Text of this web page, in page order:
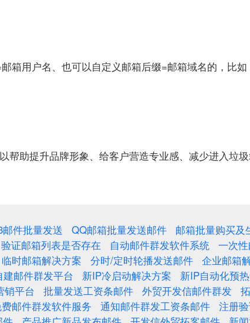
箱用户名、也可以自定义邮箱后缀=邮箱域名的，比如
帮助提升品牌形象、给客户营造专业感、减少进入垃
邮件批量发送 QQ邮箱批量发送邮件
邮箱批量购买及
验证邮箱列表是否存在 自动邮件群发软件系统 一次
临时邮箱解决方案 分时/定时轮播发送邮件 企业邮箱
建邮件群发平台 新IP冷启动解决方案
新IP自动化预
销平台 批量发送工资条邮件 外贸开发信邮件群发
邮件群发软件服务 通知邮件群发工资条邮件 注册